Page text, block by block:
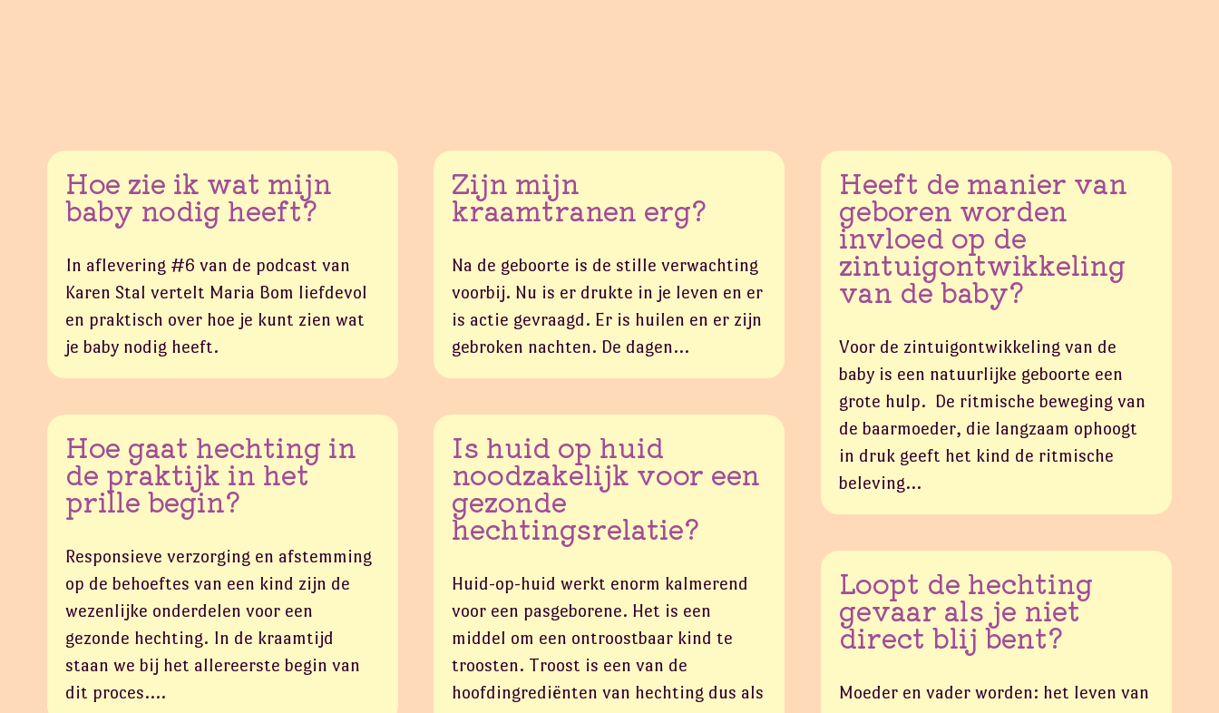
Hoe zie ik wat mijn
baby nodig heeft?
In aflevering #6 van de podcast van
Karen Stal vertelt Maria Bom liefdevol
en praktisch over hoe je kunt zien wat
je baby nodig heeft.
Zijn mijn
kraamtranen erg?
Na de geboorte is de stille verwachting
voorbij. Nu is er drukte in je leven en er
is actie gevraagd. Er is huilen en er zijn
gebroken nachten. De dagen…
Heeft de manier van
geboren worden
invloed op de
zintuigontwikkeling
van de baby?
Voor de zintuigontwikkeling van de
baby is een natuurlijke geboorte een
grote hulp. De ritmische beweging van
de baarmoeder, die langzaam ophoogt
in druk geeft het kind de ritmische
beleving…
Hoe gaat hechting in
de praktijk in het
prille begin?
Responsieve verzorging en afstemming
op de behoeftes van een kind zijn de
wezenlijke onderdelen voor een
gezonde hechting. In de kraamtijd
staan we bij het allereerste begin van
dit proces.…
Is huid op huid
noodzakelijk voor een
gezonde
hechtingsrelatie?
Huid-op-huid werkt enorm kalmerend
voor een pasgeborene. Het is een
middel om een ontroostbaar kind te
troosten. Troost is een van de
hoofdingrediënten van hechting dus als
Loopt de hechting
gevaar als je niet
direct blij bent?
Moeder en vader worden: het leven van